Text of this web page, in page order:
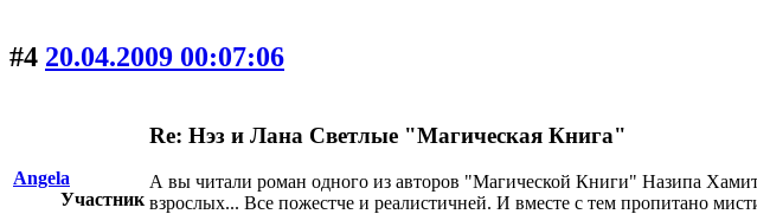
#4 20.04.2009 00:07:06
Angela
Участник
Re: Нэз и Лана Светлые "Магическая Книга"
А вы читали роман одного из авторов "Магической Книги" Назипа
взрослых... Все пожестче и реалистичней. И вместе с тем пропитано